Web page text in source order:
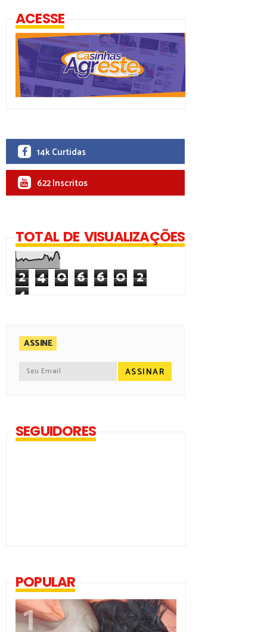
ACESSE
14k Curtidas
622 Inscritos
TOTAL DE VISUALIZAÇÕES
2 4 0 6 6 0 2
4
ASSINE
SEGUIDORES
POPULAR